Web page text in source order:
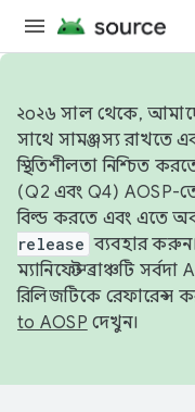
২০২৬ সাল থেকে,
সাথে সামঞ্জস্য রাখতে
স্থিতিশীলতা নিশ্চিত
(Q2 এবং Q4) AOSP-
বিল্ড করতে এবং এতে
release ব্যবহার করুন।
ম্যানিফেস্ট ব্রাঞ্চটি
রিলিজটিকে
to AOSP দেখুন।